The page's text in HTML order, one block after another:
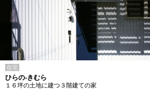
住宅
ひらの-きむら
１６坪の土地に建つ３階建ての家